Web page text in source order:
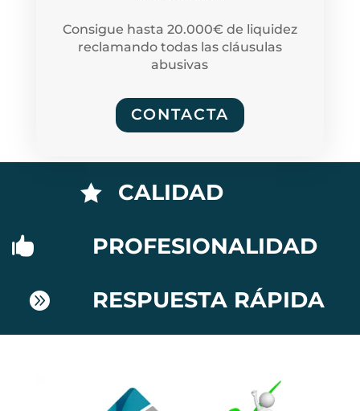
Consigue hasta 20.000€ de liquidez
reclamando todas las cláusulas
abusivas
CONTACTA
 CALIDAD
 PROFESIONALIDAD
 RESPUESTA RÁPIDA